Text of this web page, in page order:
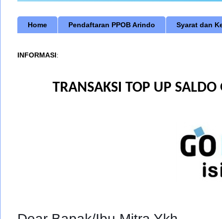
Home Pendaftaran PPOB Arindo Syarat dan
INFORMASI:
TRANSAKSI TOP UP